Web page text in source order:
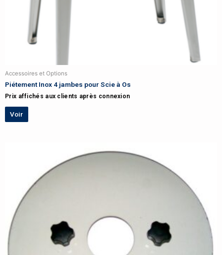
Accessoires et Options
Piétement Inox 4 jambes pour Scie à Os
Prix affichés aux clients après connexion
Voir